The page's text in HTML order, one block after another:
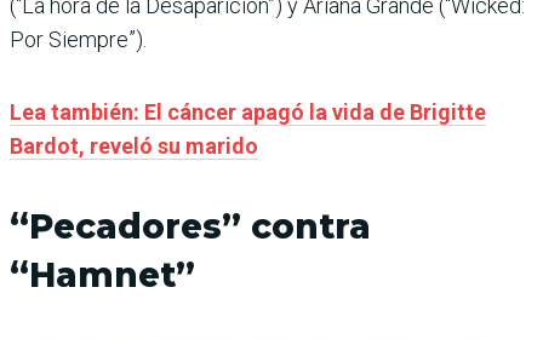
Por Siempre”).
Lea también: El cáncer apagó la vida de Brigitte
Bardot, reveló su marido
“Pecadores” contra
“Hamnet”